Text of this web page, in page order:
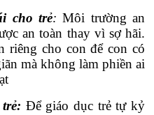
cho trẻ:Môi trường an
an toàn thay vì sợ hãi.
riêng cho con để con có
mà không làm phiền ai
Để giáo dục trẻ tự kỷ